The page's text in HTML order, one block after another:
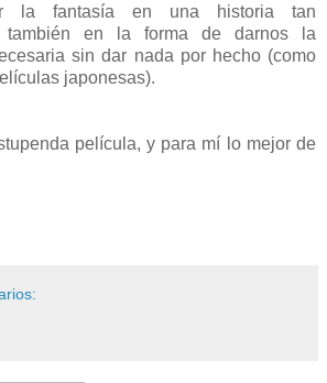
la fantasía en una historia tan
también en la forma de darnos la
sin dar nada por hecho (como
japonesas).
película, y para mí lo mejor de